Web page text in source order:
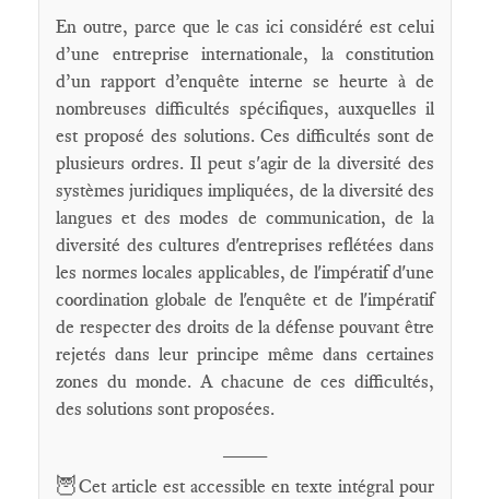
En outre, parce que le cas ici considéré est celui
d’une entreprise internationale, la constitution
d’un rapport d’enquête interne se heurte à de
nombreuses difficultés spécifiques, auxquelles il
est proposé des solutions. Ces difficultés sont de
plusieurs ordres. Il peut s'agir de la diversité des
systèmes juridiques impliquées, de la diversité des
langues et des modes de communication, de la
diversité des cultures d'entreprises reflétées dans
les normes locales applicables, de l'impératif d'une
coordination globale de l'enquête et de l'impératif
de respecter des droits de la défense pouvant être
rejetés dans leur principe même dans certaines
zones du monde. A chacune de ces difficultés,
des solutions sont proposées.
🦉Cet article est accessible en texte intégral pour